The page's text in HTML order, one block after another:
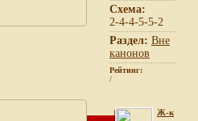
Схема:
2-4-4-5-5-2
Раздел: Вне
канонов
Рейтинг:
/
Ж-к